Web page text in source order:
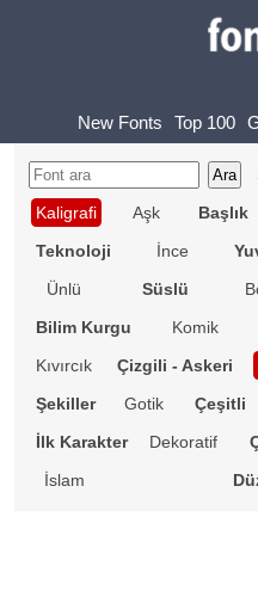
New Fonts Top 100
Kaligrafi
Aşk Başlık
Teknoloji
İnce
Ünlü
Süslü
Bilim Kurgu
Komik
Kıvırcık
Çizgili - Askeri
Şekiller
Gotik Çeşitli
İlk Karakter
Dekoratif
İslam